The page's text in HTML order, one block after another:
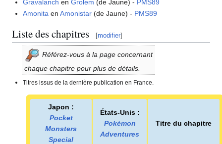
Gravalanch enGrolem (de Jaune) - PMS89
Amonita enAmonistar (de Jaune) - PMS89
Liste des chapitres [modifier]
Référez-vous à la page concernant
chaque chapitre pour plus de détails.
Titres issus de la dernière publication en France.
Japon :
Pocket
Monsters
Special
États-Unis :
Pokémon
Adventures
Titre du chapitre